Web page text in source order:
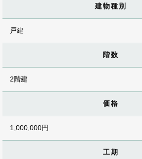
建物種別
戸建
階数
2階建
価格
1,000,000円
工期